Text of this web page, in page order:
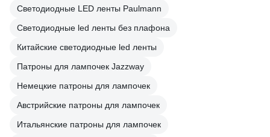
Светодиодные LED ленты Paulmann
Светодиодные led ленты без плафона
Китайские светодиодные led ленты
Патроны для лампочек Jazzway
Немецкие патроны для лампочек
Австрийские патроны для лампочек
Итальянские патроны для лампочек